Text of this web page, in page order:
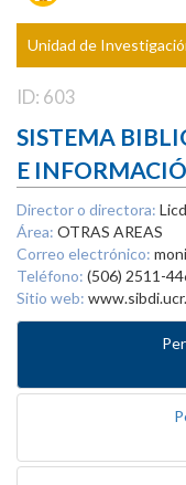
Unidad de
ID: 603
SISTEMA
E
Director o directora:
Área: OTRAS AREAS
Correo electrónico:
Teléfono: (506) 2511-
Sitio web: